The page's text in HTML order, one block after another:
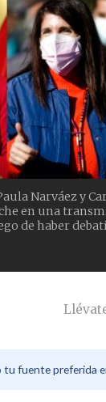
Narváez y
en una
de haber
tu fuente preferida